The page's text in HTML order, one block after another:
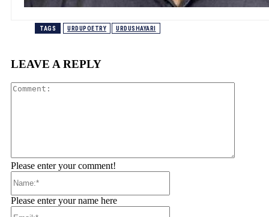
TAGS URDUPOETRY URDUSHAYARI
LEAVE A REPLY
Please enter your comment!
Please enter your name here